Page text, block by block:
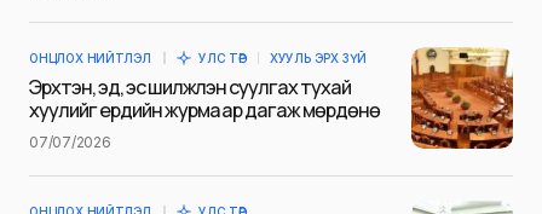
Сэтгэгдэл*
ОНЦЛОХ НИЙТЛЭЛ УЛС ТӨР ХУУЛЬ ЭРХ ЗҮЙ
Эрхтэн, эд, эс шилжүүлэн суулгах тухай
хуулийг ердийн журмаар дагаж мөрдөнө
07/07/2026